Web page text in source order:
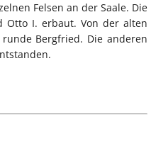
Felsen an der Saale. Die
Otto I. erbaut. Von der alten
Bergfried. Die anderen